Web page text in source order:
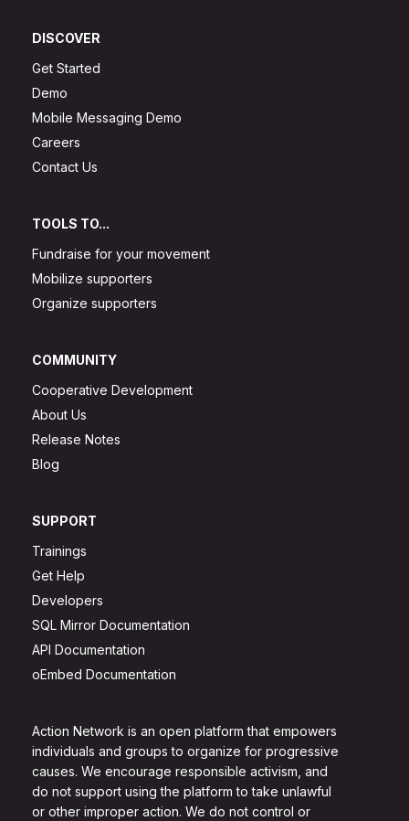
Action Network is an open platform that empowers
individuals and groups to organize for progressive
causes. We encourage responsible activism, and
do not support using the platform to take unlawful
or other improper action. We do not control or
DISCOVER
Get Started
Demo
Mobile Messaging Demo
Careers
Contact Us
TOOLS TO...
Fundraise for your movement
Mobilize supporters
Organize supporters
COMMUNITY
Cooperative Development
About Us
Release Notes
Blog
SUPPORT
Trainings
Get Help
Developers
SQL Mirror Documentation
API Documentation
oEmbed Documentation